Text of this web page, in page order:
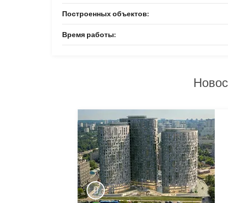
Построенных объектов:
Время работы: